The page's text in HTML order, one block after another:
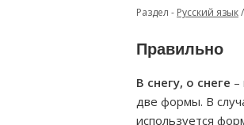
Раздел - Русский язык/
Правильно
В снегу, о снеге –
две формы. В
используется